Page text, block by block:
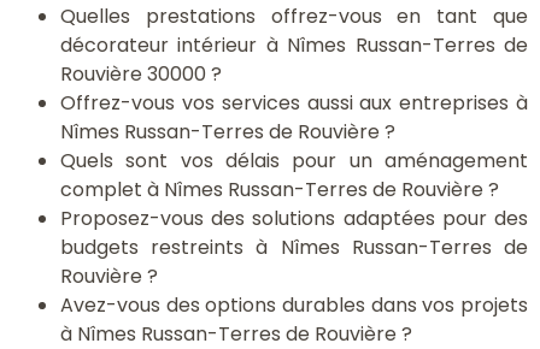
Quelles prestations offrez-vous en tant que
décorateur intérieur à Nîmes Russan-Terres de
Rouvière 30000 ?
Offrez-vous vos services aussi aux entreprises à
Nîmes Russan-Terres de Rouvière ?
Quels sont vos délais pour un aménagement
complet à Nîmes Russan-Terres de Rouvière ?
Proposez-vous des solutions adaptées pour des
budgets restreints à Nîmes Russan-Terres de
Rouvière ?
Avez-vous des options durables dans vos projets
à Nîmes Russan-Terres de Rouvière ?